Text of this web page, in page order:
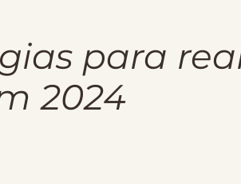
para
2024